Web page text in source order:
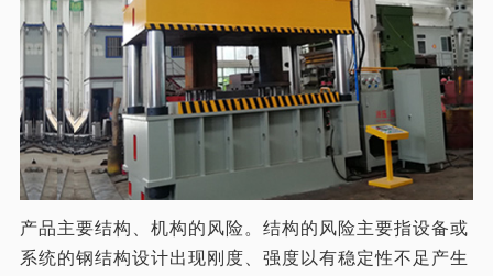
产品主要结构、机构的风险。结构的风险主要指设备或
系统的钢结构设计出现刚度、强度以有稳定性不足产生